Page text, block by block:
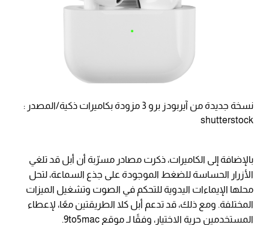
نسخة جديدة من آيربودز برو 3 مزودة بكاميرات ذكية/المصدر :
shutterstock
بالإضافة إلى الكاميرات، ذكرت مصادر مسرّبة أن أبل قد تلغي
الأزرار الحساسة للضغط الموجودة على جذع السماعة، لتحل
محلها الإيماءات اليدوية للتحكم في الصوت وتشغيل الميزات
المختلفة. ومع ذلك، قد تدعم أبل كلا الطريقتين معًا، لإعطاء
المستخدمين حرية الاختيار، وفقًا لـ موقع 9to5mac.